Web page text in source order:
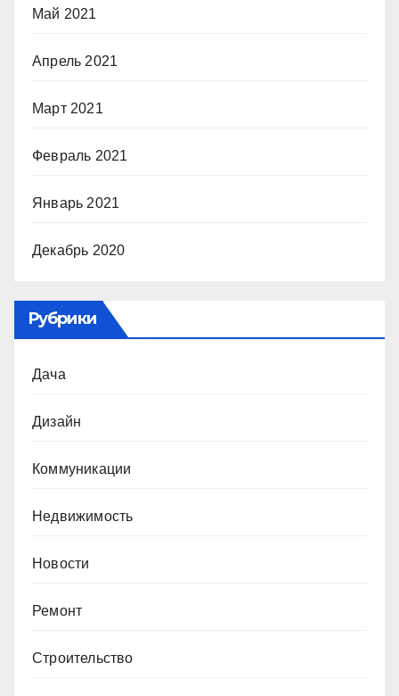
Май 2021
Апрель 2021
Март 2021
Февраль 2021
Январь 2021
Декабрь 2020
Рубрики
Дача
Дизайн
Коммуникации
Недвижимость
Новости
Ремонт
Строительство